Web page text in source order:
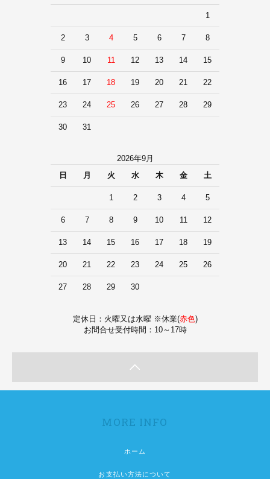
1
2 3 4 5 6 7 8
9 10 11 12 13 14 15
16 17 18 19 20 21 22
23 24 25 26 27 28 29
30 31
2026年9月
日
月 火 水 木 金 土
1 2 3 4 5
6 7 8 9 10 11 12
13 14 15 16 17 18 19
20 21 22 23 24 25 26
27 28 29 30
定休日：火曜又は水曜 ※休業(赤色)
お問合せ受付時間：10～17時
MORE INFO
ホーム
お支払い方法について